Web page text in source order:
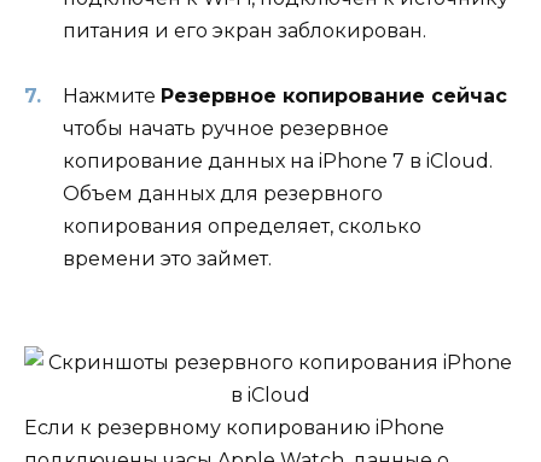
питания и его экран заблокирован.
Нажмите Резервное копирование сейчас
чтобы начать ручное резервное
копирование данных на iPhone 7 в iCloud.
Объем данных для резервного
копирования определяет, сколько
времени это займет.
Если к резервному копированию iPhone